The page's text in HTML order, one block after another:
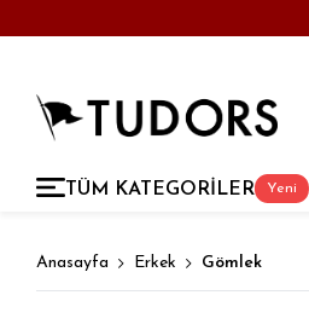
Yeni
TÜM KATEGORİLER
Anasayfa Erkek Gömlek